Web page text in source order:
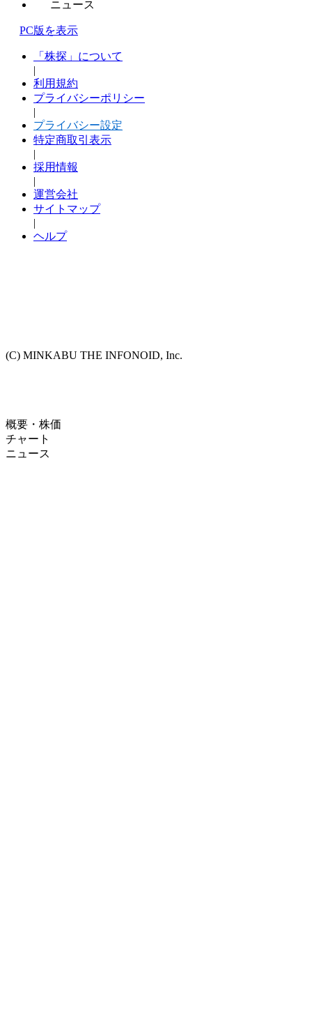
ニュース
PC版を表示
「株探」について
|
利用規約
プライバシーポリシー
|
プライバシー設定
特定商取引表示
|
採用情報
|
運営会社
サイトマップ
|
ヘルプ
(C) MINKABU THE INFONOID, Inc.
概要・株価
チャート
ニュース